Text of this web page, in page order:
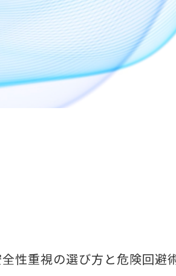
性重視の選び方と危険回避